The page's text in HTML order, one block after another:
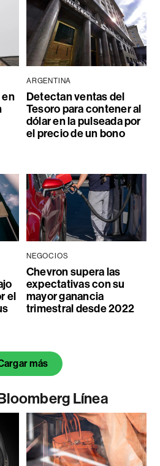
en
ARGENTINA
Detectan ventas del
Tesoro para contener al
dólar en la pulseada por
el precio de un bono
el
NEGOCIOS
Chevron supera las
expectativas con su
mayor ganancia
trimestral desde 2022
más
Línea